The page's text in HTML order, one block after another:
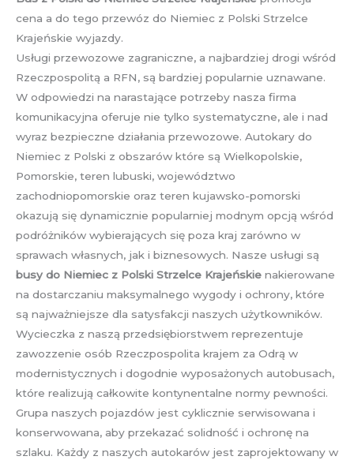
cena a do tego przewóz do Niemiec z Polski Strzelce
Krajeńskie wyjazdy.
Usługi przewozowe zagraniczne, a najbardziej drogi wśród
Rzeczpospolitą a RFN, są bardziej popularnie uznawane.
W odpowiedzi na narastające potrzeby nasza firma
komunikacyjna oferuje nie tylko systematyczne, ale i nad
wyraz bezpieczne działania przewozowe. Autokary do
Niemiec z Polski z obszarów które są Wielkopolskie,
Pomorskie, teren lubuski, województwo
zachodniopomorskie oraz teren kujawsko-pomorski
okazują się dynamicznie popularniej modnym opcją wśród
podróżników wybierających się poza kraj zarówno w
sprawach własnych, jak i biznesowych. Nasze usługi są
busy do Niemiec z Polski Strzelce Krajeńskie nakierowane
na dostarczaniu maksymalnego wygody i ochrony, które
są najważniejsze dla satysfakcji naszych użytkowników.
Wycieczka z naszą przedsiębiorstwem reprezentuje
zawozzenie osób Rzeczpospolita krajem za Odrą w
modernistycznych i dogodnie wyposażonych autobusach,
które realizują całkowite kontynentalne normy pewności.
Grupa naszych pojazdów jest cyklicznie serwisowana i
konserwowana, aby przekazać solidność i ochronę na
szlaku. Każdy z naszych autokarów jest zaprojektowany w